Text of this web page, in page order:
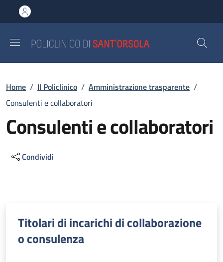
al contenuto principale
to footer content
Briciole di pane
Home / Il Policlinico / Amministrazione trasparente /
Consulenti e collaboratori
Consulenti e collaboratori
Condividi
Titolari di incarichi di collaborazione
o consulenza